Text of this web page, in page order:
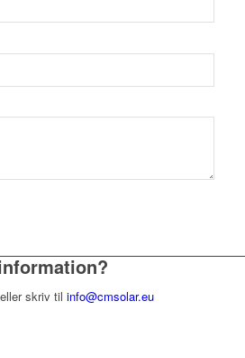
skriv til info@cmsolar.eu